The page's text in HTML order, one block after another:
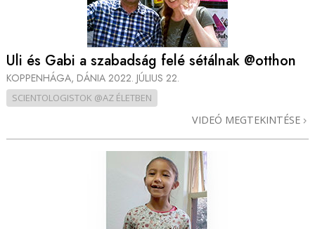
Uli és Gabi a szabadság felé sétálnak @otthon
KOPPENHÁGA, DÁNIA 2022. JÚLIUS 22.
SCIENTOLOGISTOK @AZ ÉLETBEN
VIDEÓ MEGTEKINTÉSE